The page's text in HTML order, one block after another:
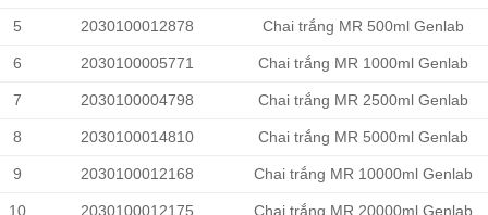
5 2030100012878 Chai trắng MR 500ml Genlab
6 2030100005771 Chai trắng MR 1000ml Genlab
7 2030100004798 Chai trắng MR 2500ml Genlab
8 2030100014810 Chai trắng MR 5000ml Genlab
9 2030100012168 Chai trắng MR 10000ml Genlab
10 2030100012175 Chai trắng MR 20000ml Genlab